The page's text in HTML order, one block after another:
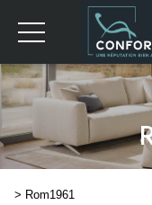
> Rom1961